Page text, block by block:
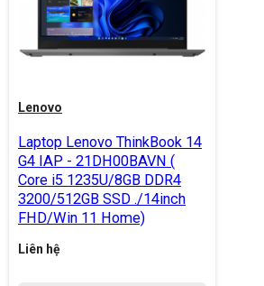
Lenovo
Laptop Lenovo ThinkBook 14
G4 IAP - 21DH00BAVN (
Core i5 1235U/8GB DDR4
3200/512GB SSD ./14inch
FHD/Win 11 Home)
Liên hệ